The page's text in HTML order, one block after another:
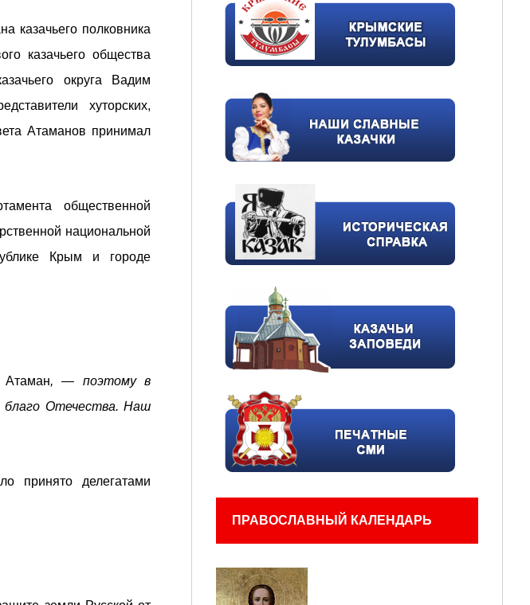
казачьего полковника
казачьего общества
округа Вадим
хуторских,
Атаманов принимал
общественной
национальной
Крым и городе
Атаман, — поэтому в
благо Отечества. Наш
принято делегатами
ПРАВОСЛАВНЫЙ КАЛЕНДАРЬ